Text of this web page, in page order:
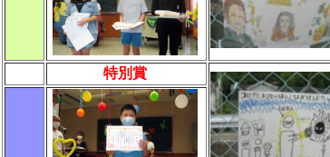
特別賞